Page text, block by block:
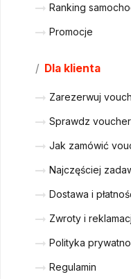
Ranking
Promocje
/ Dla klienta
Zarezerwuj
Sprawdz voucher
Jak zamówić
Najczęściej
Dostawa i
Zwroty i
Polityka
Regulamin